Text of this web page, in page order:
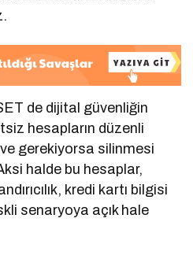
de dijital güvenliğin
hesapların düzenli
gerekiyorsa silinmesi
halde bu hesaplar,
kredi kartı bilgisi
senaryoya açık hale